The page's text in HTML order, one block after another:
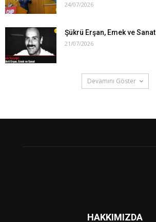
24/07/2026
Şükrü Erşan, Emek ve Sanat
21/07/2026
Devamını Göster
HAKKIMIZDA